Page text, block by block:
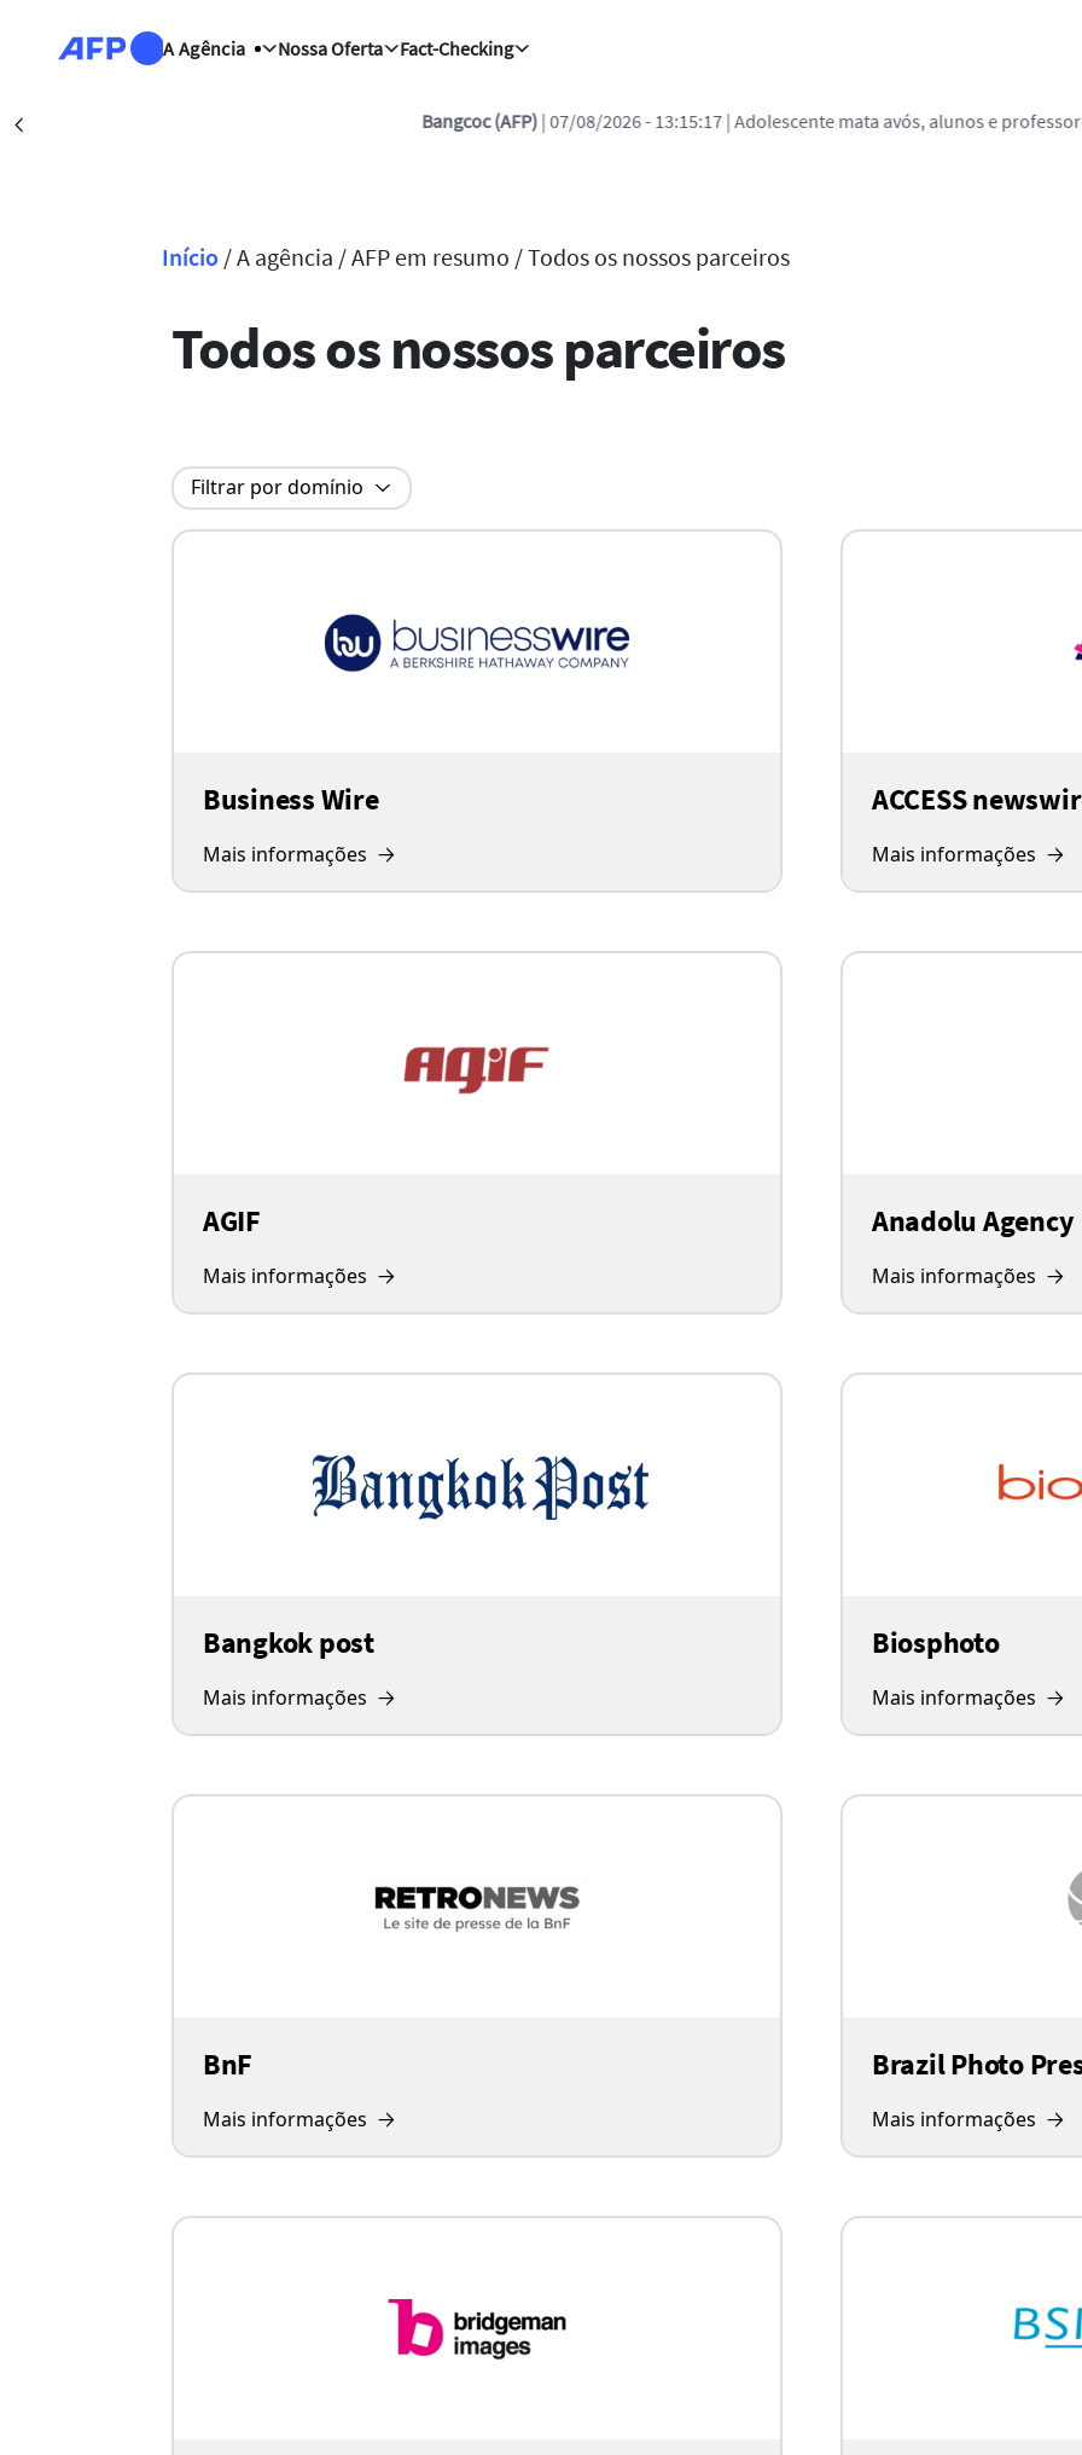
A Agência
Nossa Oferta Fact-Checking
Bangcoc (AFP) | 07/08/2026 - 13:15:17 | Adolescente mata avós, alunos e
Navegação estrutural
Início /A agência /AFP em resumo /Todos os nossos parceiros
Todos os nossos parceiros
Filtrar por domínio
Business Wire
Mais informações
ACCESS
Mais informações
AGIF
Mais informações
Anadolu Agency
Mais informações
Bangkok post
Mais informações
Biosphoto
Mais informações
BnF
Mais informações
Brazil Photo
Mais informações